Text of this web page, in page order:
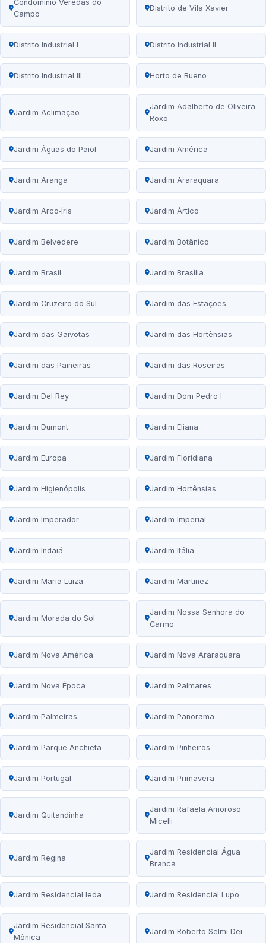
Condomínio Veredas do
Campo
Distrito de Vila Xavier
Distrito Industrial I Distrito Industrial II
Distrito Industrial III Horto de Bueno
Jardim Aclimação
Jardim Adalberto de Oliveira
Roxo
Jardim Águas do Paiol Jardim América
Jardim Aranga Jardim Araraquara
Jardim Arco‑Íris Jardim Ártico
Jardim Belvedere Jardim Botânico
Jardim Brasil Jardim Brasília
Jardim Cruzeiro do Sul Jardim das Estações
Jardim das Gaivotas Jardim das Hortênsias
Jardim das Paineiras Jardim das Roseiras
Jardim Del Rey Jardim Dom Pedro I
Jardim Dumont Jardim Eliana
Jardim Europa Jardim Floridiana
Jardim Higienópolis Jardim Hortênsias
Jardim Imperador Jardim Imperial
Jardim Indaiá Jardim Itália
Jardim Maria Luiza Jardim Martinez
Jardim Morada do Sol
Jardim Nossa Senhora do
Carmo
Jardim Nova América Jardim Nova Araraquara
Jardim Nova Época Jardim Palmares
Jardim Palmeiras Jardim Panorama
Jardim Parque Anchieta Jardim Pinheiros
Jardim Portugal Jardim Primavera
Jardim Quitandinha
Jardim Rafaela Amoroso
Micelli
Jardim Regina
Jardim Residencial Água
Branca
Jardim Residencial Ieda Jardim Residencial Lupo
Jardim Residencial Santa
Mônica
Jardim Roberto Selmi Dei